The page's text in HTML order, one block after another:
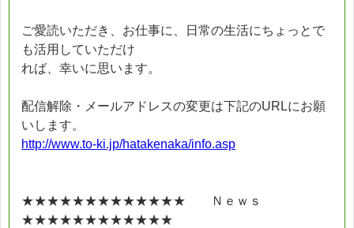
ご愛読いただき、お仕事に、日常の生活にちょっとで
も活用していただけ
れば、幸いに思います。
配信解除・メールアドレスの変更は下記のURLにお願
いします。
http://www.to-ki.jp/hatakenaka/info.asp
★★★★★★★★★★★★★ Ｎｅｗｓ
★★★★★★★★★★★★